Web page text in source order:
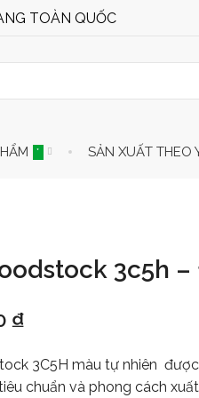
TOÀN QUỐC
* SẢN XUẤT THEO
3c5h –
₫
3C5H màu tự nhiên
chuẩn và phong cách xuất